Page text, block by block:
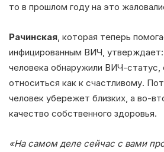
то в прошлом году на это
Рачинская , которая теперь
инфицированным ВИЧ,
человека обнаружили ВИЧ-статус,
относиться как к счастливому.
человек убережет близких, а во-
качество собственного здоровья.
«На самом деле сейчас с вами